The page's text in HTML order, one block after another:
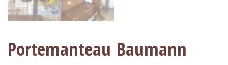
Portemanteau Baumann